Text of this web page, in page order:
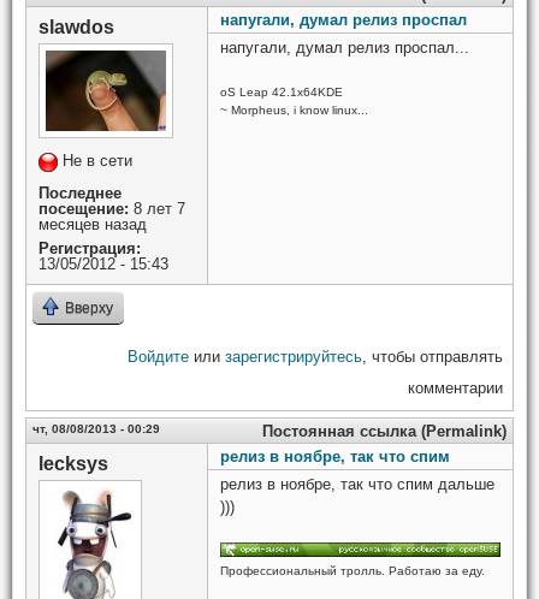
slawdos
Не в сети
Последнее
посещение: 8 лет 7
месяцев назад
Регистрация:
13/05/2012 - 15:43
напугали, думал релиз проспал
напугали, думал релиз проспал...
oS Leap 42.1x64KDE
~ Morpheus, i know linux...
Вверху
Войдите или зарегистрируйтесь, чтобы отправлять
комментарии
чт, 08/08/2013 - 00:29 Постоянная ссылка (Permalink)
lecksys
релиз в ноябре, так что спим
релиз в ноябре, так что спим дальше
)))
Профессиональный тролль. Работаю за еду.